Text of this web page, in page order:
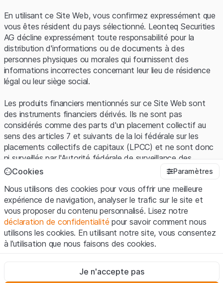
Erreur du serveur.
En utilisant ce Site Web, vous confirmez expressément que
vous êtes résident du pays sélectionné. Leonteq Securities
AG décline expressément toute responsabilité pour la
distribution d'informations ou de documents à des
personnes physiques ou morales qui fournissent des
informations incorrectes concernant leur lieu de résidence
légal ou leur siège social.
Les produits financiers mentionnés sur ce Site Web sont
des instruments financiers dérivés. Ils ne sont pas
considérés comme des parts d'un placement collectif au
sens des articles 7 et suivants de la loi fédérale sur les
placements collectifs de capitaux (LPCC) et ne sont donc
ni surveillés par l'Autorité fédérale de surveillance des
marchés financiers (FINMA) ni enregistrés auprès de la
protection spécifique des investisseurs prévue par la LPCC.
Conditions d'utilisation et informations juridiques
En utilisant le Site Web de Leonteq Securities AG (ci-après
"Site Web"), vous confirmez que vous avez compris et que
vous acceptez les informations juridiques, les notes
vous n'acceptez pas les Conditions d'utilisation, veuillez-
vous abstenir d'utiliser ce Site Web.
Cookies Paramètres
Nous utilisons des cookies pour vous offrir une meilleure
expérience de navigation, analyser le trafic sur le site et
vous proposer du contenu personnalisé. Lisez notre
déclaration de confidentialité pour savoir comment nous
utilisons les cookies. En utilisant notre site, vous consentez
à l’utilisation que nous faisons des cookies.
Ces cookies sont nécessaires au bon fonctionnement du site
Je n'accepte pas